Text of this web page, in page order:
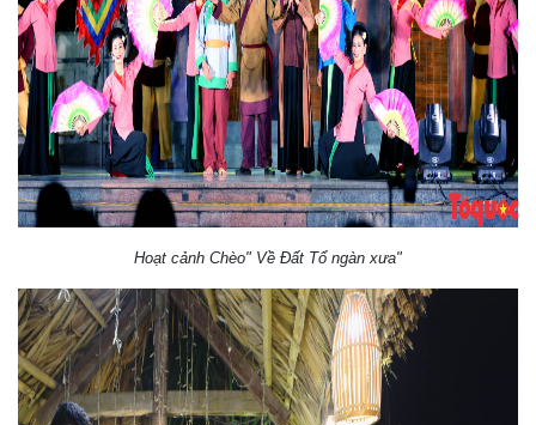
Hoạt cảnh Chèo" Về Đất Tổ ngàn xưa"